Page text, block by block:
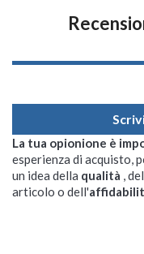
La tua opionione è
esperienza di acquisto,
un idea della qualità ,
articolo o dell'